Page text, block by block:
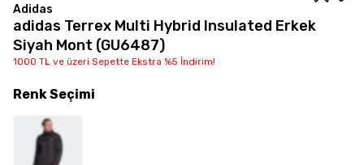
Adidas
adidas Terrex Multi Hybrid Insulated Erkek
Siyah Mont (GU6487)
1000 TL ve üzeri Sepette Ekstra %5 İndirim!
RenkSeçimi